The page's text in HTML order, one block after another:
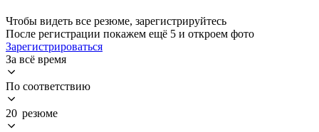
Чтобы видеть все резюме, зарегистрируйтесь
После регистрации покажем ещё 5 и откроем фото
Зарегистрироваться
За всё время
По соответствию
20 резюме